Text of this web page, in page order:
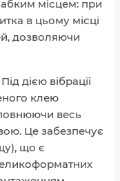
місцем: при
в цьому місці
дозволяючи
Під дією вібрації
клею
весь
Це забезпечує
що є